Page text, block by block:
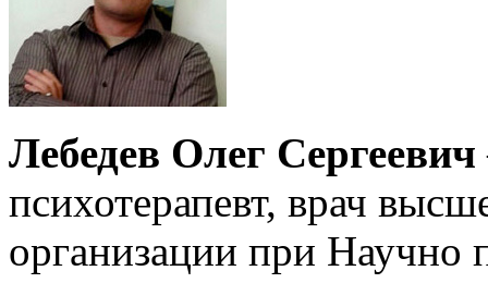
Лебедев Олег Сергеевич
психотерапевт, врач
организации при Научно